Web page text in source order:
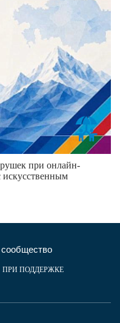
при онлайн-
искусственным
ПРИ ПОДДЕРЖКЕ